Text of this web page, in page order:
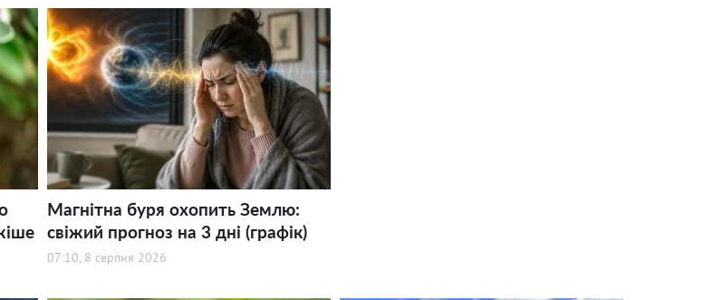
Магнітна буря охопить Землю:
свіжий прогноз на 3 дні (графік)
07:10, 8 серпня 2026